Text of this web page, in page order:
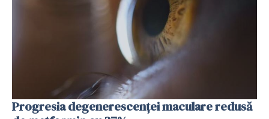
Progresia degenerescenței maculare redusă